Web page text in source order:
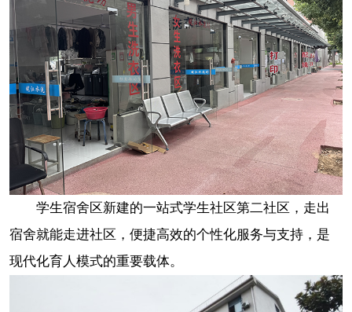
学生宿舍区新建的一站式学生社区第二社区，走出
宿舍就能走进社区，便捷高效的个性化服务与支持，是
现代化育人模式的重要载体。